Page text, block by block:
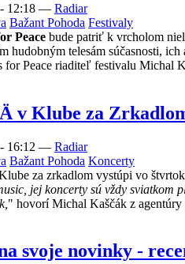
12:18 — Radiar
Bažant Pohoda Festivaly
Peace bude patriť k vrcholom
hudobným telesám súčasnosti, ich
for Peace riaditeľ festivalu Michal
v Klube za
16:12 — Radiar
Bažant Pohoda Koncerty
za zrkadlom vystúpi vo štvrtok
jej koncerty sú vždy sviatkom
" hovorí Michal Kaščák z
svoje novinky -